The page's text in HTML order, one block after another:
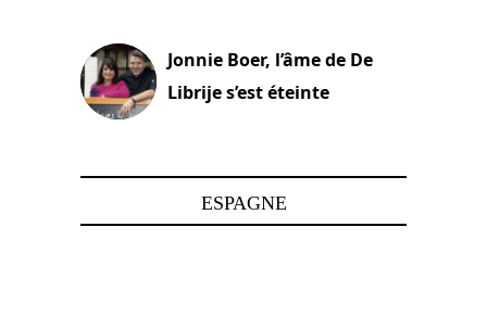
Jonnie Boer, l’âme de De
Librije s’est éteinte
ESPAGNE